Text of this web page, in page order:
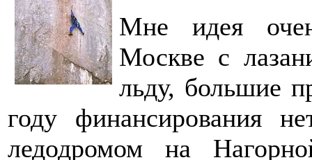
Мне идея
Москве с
льду, большие
году финансирования
ледодромом на